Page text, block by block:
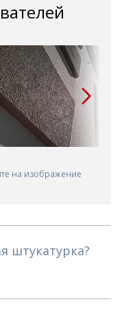
на изображение
штукатурка?